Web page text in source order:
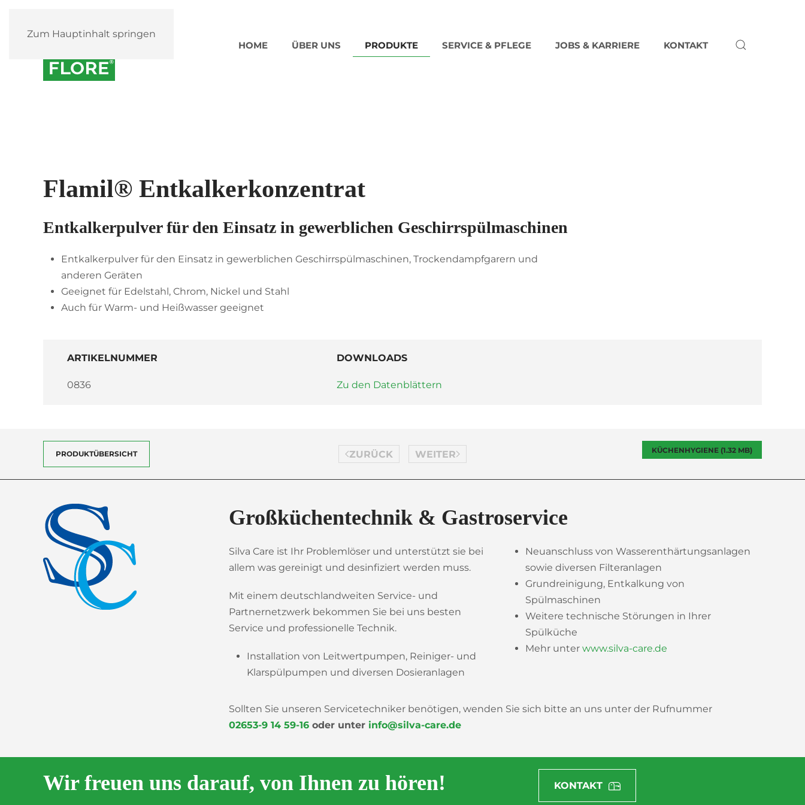
Zum Hauptinhalt springen
HOME
ÜBER UNS PRODUKTE SERVICE & PFLEGE JOBS & KARRIERE KONTAKT
Flamil® Entkalkerkonzentrat
Entkalkerpulver für den Einsatz in gewerblichen Geschirrspülmaschinen
Entkalkerpulver für den Einsatz in gewerblichen Geschirrspülmaschinen, Trockendampfgarern und
anderen Geräten
Geeignet für Edelstahl, Chrom, Nickel und Stahl
Auch für Warm- und Heißwasser geeignet
ARTIKELNUMMER
0836
DOWNLOADS
Zu den Datenblättern
PRODUKTÜBERSICHT ZURÜCK WEITER KÜCHENHYGIENE (1.32 MB)
Großküchentechnik & Gastroservice
Silva Care ist Ihr Problemlöser und unterstützt sie bei
allem was gereinigt und desinfiziert werden muss.
Mit einem deutschlandweiten Service- und
Partnernetzwerk bekommen Sie bei uns besten
Service und professionelle Technik.
Installation von Leitwertpumpen, Reiniger- und
Klarspülpumpen und diversen Dosieranlagen
Neuanschluss von Wasserenthärtungsanlagen
sowie diversen Filteranlagen
Grundreinigung, Entkalkung von
Spülmaschinen
Weitere technische Störungen in Ihrer
Spülküche
Mehr unter www.silva-care.de
Sollten Sie unseren Servicetechniker benötigen, wenden Sie sich bitte an uns unter der Rufnummer
02653-9 14 59-16 oder unter info@silva-care.de
Wir freuen uns darauf, von Ihnen zu hören! KONTAKT